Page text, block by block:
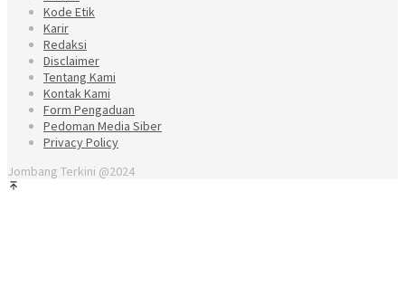
Kode Etik
Karir
Redaksi
Disclaimer
Tentang Kami
Kontak Kami
Form Pengaduan
Pedoman Media Siber
Privacy Policy
Jombang Terkini @2024